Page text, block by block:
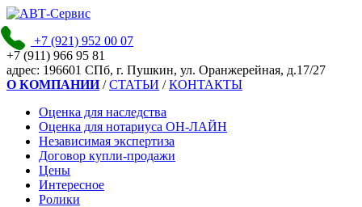
+7 (921) 952 00 07
+7 (911) 966 95 81
адpec: 196601 СПб, г. Пушкин, ул. Оранжерейная, д.17/27
О КОМПАНИИ/СТАТЬИ /КОНТАКТЫ
Оценка для наследства
Оценка для нотариуса ОН-ЛАЙН
Независимая экспертиза
Договор купли-продажи
Цены
Интересное
Ролики